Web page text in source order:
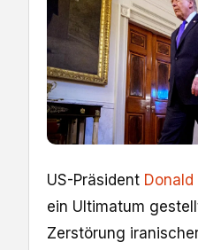
US-Präsident Donald
ein Ultimatum
Zerstörung